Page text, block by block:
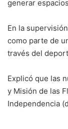
generar
En la
como parte de
través del
Explicó que las
y Misión de las
Independencia